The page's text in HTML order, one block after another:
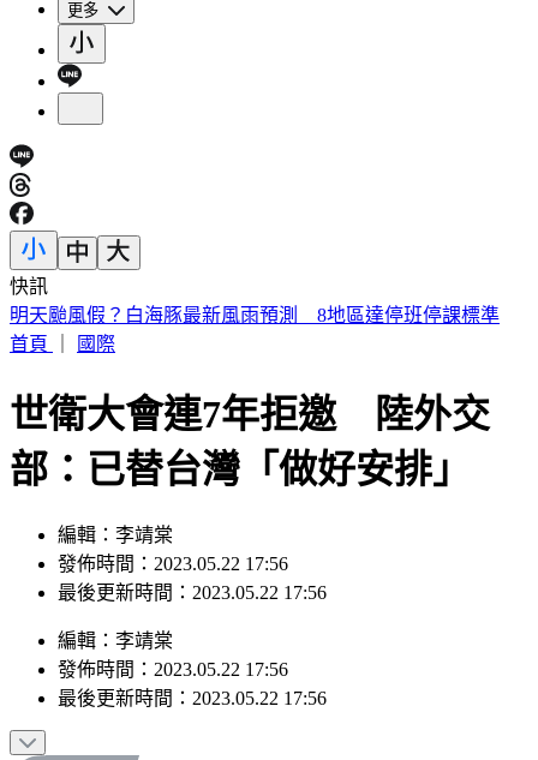
更多
快訊
白海豚颱風來襲！淡水河、基隆河恐漲水 北市堤外停車今晚
6時拖吊
世衛大會連7年拒邀 陸外交
部：已替台灣「做好安排」
編輯：李靖棠
發佈時間：2023.05.22 17:56
編輯：李靖棠
發佈時間：2023.05.22 17:56